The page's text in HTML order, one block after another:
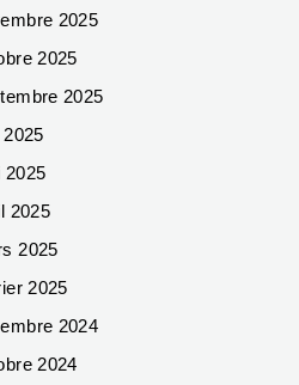
2025
2025
2025
2025
2025
2025
2025
2025
2024
2024